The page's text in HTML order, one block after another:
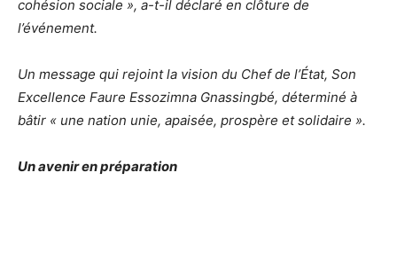
cohésion sociale », a-t-il déclaré en clôture de
l’événement.
Un message qui rejoint la vision du Chef de l’État, Son
Excellence Faure Essozimna Gnassingbé, déterminé à
bâtir « une nation unie, apaisée, prospère et solidaire ».
Un avenir en préparation